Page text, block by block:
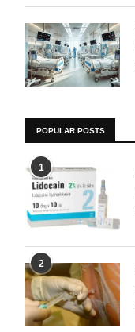
POPULAR POSTS
1
2